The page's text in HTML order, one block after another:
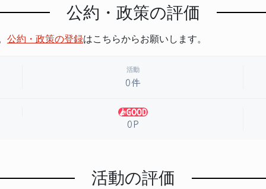
公約・政策の評価
公約・政策の登録はこちらからお願いします。
活動
0件
0P
活動の評価